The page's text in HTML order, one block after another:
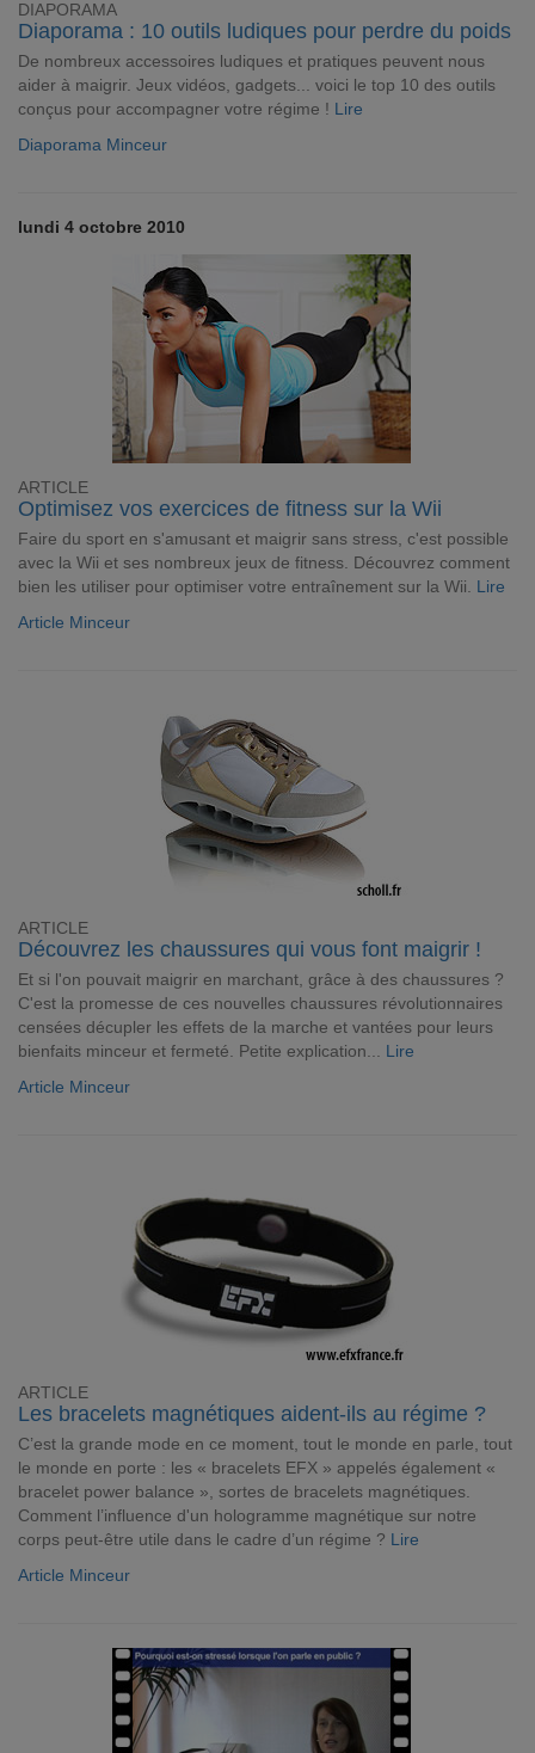
DIAPORAMA
Diaporama : 10 outils ludiques pour perdre du poids
De nombreux accessoires ludiques et pratiques peuvent nous
aider à maigrir. Jeux vidéos, gadgets... voici le top 10 des outils
conçus pour accompagner votre régime ! Lire
Diaporama Minceur
lundi 4 octobre 2010
ARTICLE
Optimisez vos exercices de fitness sur la Wii
Faire du sport en s'amusant et maigrir sans stress, c'est possible
avec la Wii et ses nombreux jeux de fitness. Découvrez comment
bien les utiliser pour optimiser votre entraînement sur la Wii. Lire
Article Minceur
ARTICLE
Découvrez les chaussures qui vous font maigrir !
Et si l'on pouvait maigrir en marchant, grâce à des chaussures ?
C'est la promesse de ces nouvelles chaussures révolutionnaires
censées décupler les effets de la marche et vantées pour leurs
bienfaits minceur et fermeté. Petite explication... Lire
Article Minceur
ARTICLE
Les bracelets magnétiques aident-ils au régime ?
C’est la grande mode en ce moment, tout le monde en parle, tout
le monde en porte : les « bracelets EFX » appelés également «
bracelet power balance », sortes de bracelets magnétiques.
Comment l’influence d'un hologramme magnétique sur notre
corps peut-être utile dans le cadre d’un régime ? Lire
Article Minceur